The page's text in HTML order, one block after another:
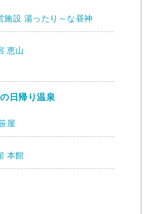
施設 湯ったり～な昼神
恵山
日帰り温泉
屋
本館